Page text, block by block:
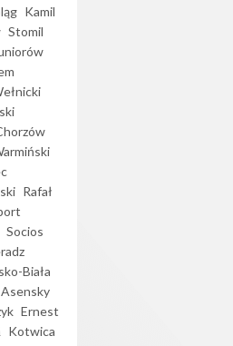
Kamil
Stomil
Rafał
Socios
Biała
Ernest
Kotwica